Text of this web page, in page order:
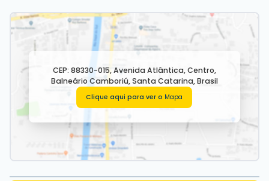
CEP: 88330-015,Avenida Atlântica,Centro,
Balneário Camboriú,Santa Catarina,Brasil
Clique aqui para ver o Mapa